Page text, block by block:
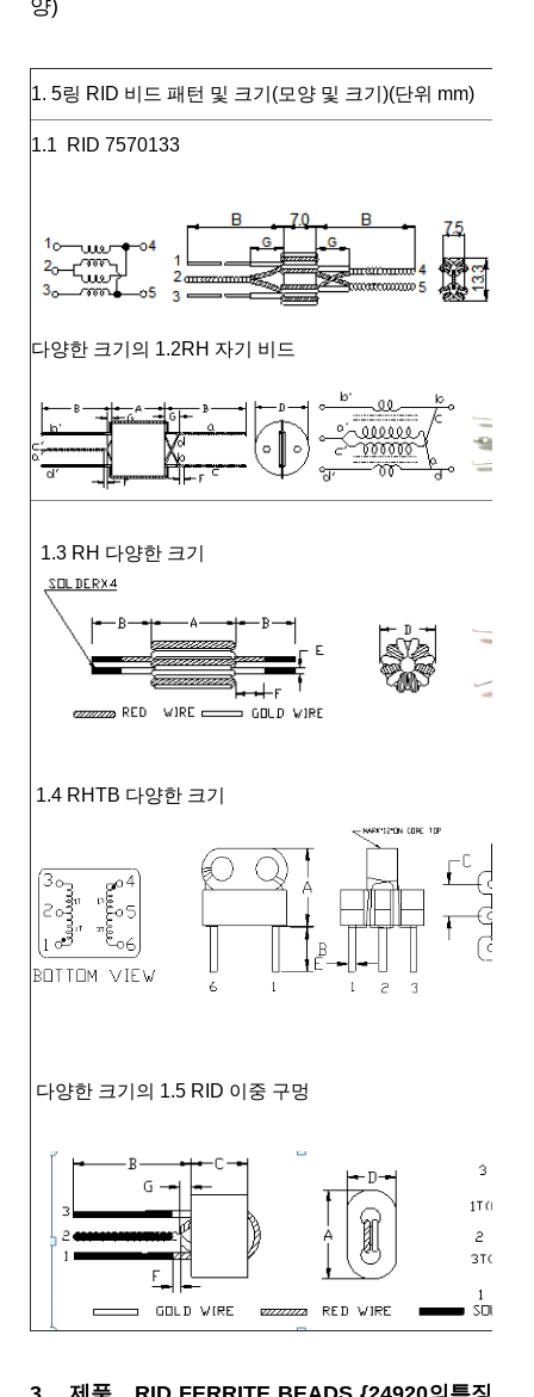
양)
1. 5링 RID 비드 패턴 및 크기(모양 및 크기)(단위 mm)
1.1 RID 7570133
다양한 크기의 1.2RH 자기 비드
1.3 RH 다양한 크기
1.4 RHTB 다양한 크기
다양한 크기의 1.5 RID 이중 구멍